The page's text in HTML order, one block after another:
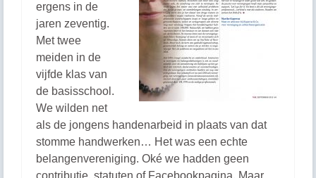
ergens in de
jaren zeventig.
Met twee
meiden in de
vijfde klas van
de basisschool.
We wilden net
als de jongens handenarbeid in plaats van dat
stomme handwerken… Het was een echte
belangenvereniging. Oké we hadden geen
contributie, statuten of Facebookpagina. Maar